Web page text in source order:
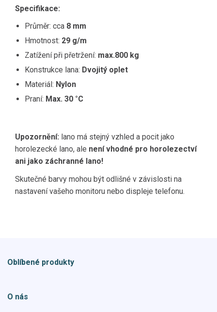
Specifikace:
Průměr: cca 8 mm
Hmotnost: 29 g/m
Zatížení při přetržení: max.800 kg
Konstrukce lana: Dvojitý oplet
Materiál: Nylon
Praní: Max. 30 °C
Upozornění: lano má stejný vzhled a pocit jako
horolezecké lano, ale není vhodné pro horolezectví
ani jako záchranné lano!
Skutečné barvy mohou být odlišné v závislosti na
nastavení vašeho monitoru nebo displeje telefonu.
Oblíbené produkty
O nás